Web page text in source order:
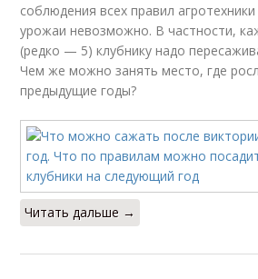
соблюдения всех правил
урожаи невозможно. В частности,
(редко — 5) клубнику надо
Чем же можно занять место, где
предыдущие годы?
Читать дальше →